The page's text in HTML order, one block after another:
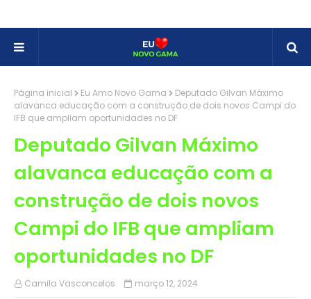
Página inicial Eu Amo Novo Gama
Deputado Gilvan Máximo
alavanca educação com a construção de dois novos Campi do
IFB que ampliam oportunidades no DF
Deputado Gilvan Máximo
alavanca educação com a
construção de dois novos
Campi do IFB que ampliam
oportunidades no DF
Camila Vasconcelos março 12, 2024